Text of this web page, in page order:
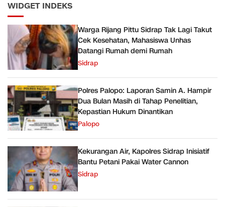
WIDGET INDEKS
Warga Rijang Pittu Sidrap Tak Lagi Takut
Cek Kesehatan, Mahasiswa Unhas
Datangi Rumah demi Rumah
Sidrap
Polres Palopo: Laporan Samin A. Hampir
Dua Bulan Masih di Tahap Penelitian,
Kepastian Hukum Dinantikan
Palopo
Kekurangan Air, Kapolres Sidrap Inisiatif
Bantu Petani Pakai Water Cannon
Sidrap